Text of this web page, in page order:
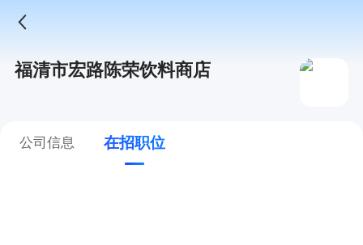
福清市宏路陈荣饮料商店
公司信息 在招职位